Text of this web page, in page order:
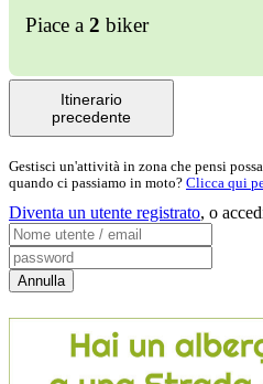
Piace a 2 biker
Itinerario
precedente
Gestisci un'attività in zona che pensi
quando ci passiamo in moto? Clicca qui
Diventa un utente registrato, o